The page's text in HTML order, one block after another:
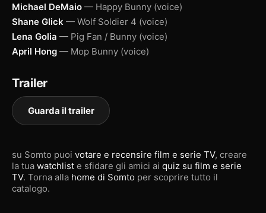
Michael DeMaio — Happy Bunny (voice)
Shane Glick — Wolf Soldier 4 (voice)
Lena Golia — Pig Fan / Bunny (voice)
April Hong — Mop Bunny (voice)
Trailer
Guarda il trailer
su Somto puoi votare e recensire film e serie TV, creare
la tua watchlist e sfidare gli amici ai quiz su film e serie
TV. Torna alla home di Somto per scoprire tutto il
catalogo.